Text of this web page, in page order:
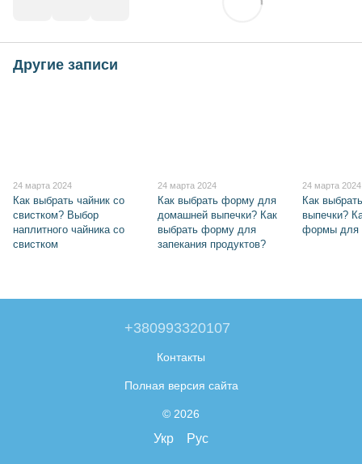
Другие записи
24 марта 2024
Как выбрать чайник со
свистком? Выбор
наплитного чайника со
свистком
24 марта 2024
Как выбрать форму для
домашней выпечки? Как
выбрать форму для
запекания продуктов?
24 марта 2024
Как
выпечки?
формы для
+380993320107
Контакты
Полная версия сайта
© 2026
Укр Рус